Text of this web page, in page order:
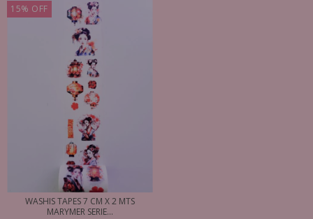
15% OFF
WASHIS TAPES 7 CM X 2 MTS
MARYMER SERIE...